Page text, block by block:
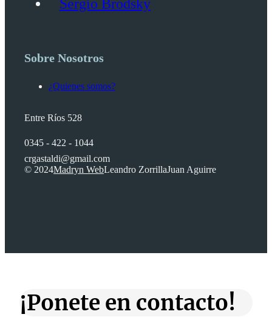
Sergio Brodsky
Sobre Nosotros
¿Quienes somos?
Entre Ríos 528
0345 - 422 - 1044
crgastaldi@gmail.com
© 2024Madryn WebLeandro ZorrillaJuan Aguirre
¡Ponete en contacto!